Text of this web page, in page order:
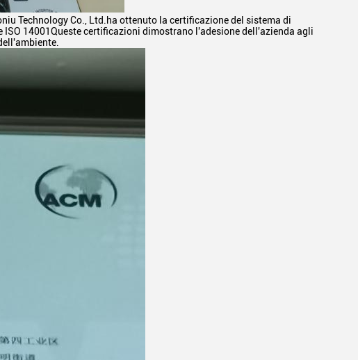
Technology Co., Ltd.ha ottenuto la certificazione del sistema di
14001Queste certificazioni dimostrano l'adesione dell'azienda agli